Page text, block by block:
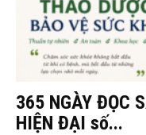
365 NGÀY ĐỌC
HIỆN ĐẠI số...